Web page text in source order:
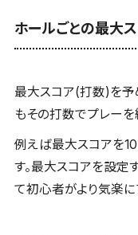
ホールごとの最大
最大スコア(打数)を予
もその打数でプレーを
例えば最大スコアを
す。最大スコアを設定
て初心者がより気楽に